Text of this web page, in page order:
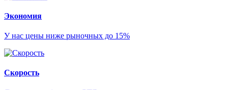
Экономия
У нас цены ниже рыночных до 15%
Скорость